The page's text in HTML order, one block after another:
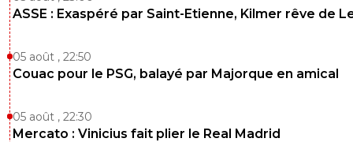
ASSE : Exaspéré par Saint-Etienne, Kilmer rêve de
05 août , 22:50
Couac pour le PSG, balayé par Majorque en amical
05 août , 22:30
Mercato : Vinicius fait plier le Real Madrid